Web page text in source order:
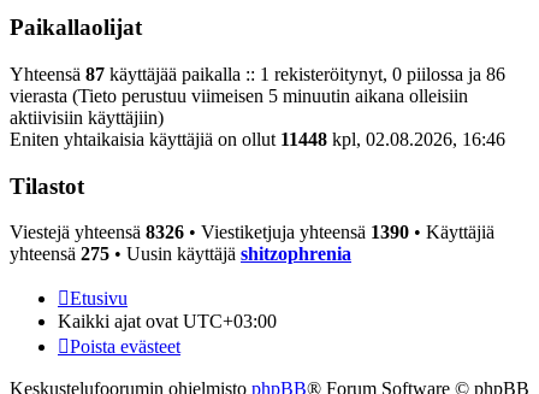
Paikallaolijat
Yhteensä 87 käyttäjää paikalla :: 1 rekisteröitynyt, 0 piilossa ja 86
vierasta (Tieto perustuu viimeisen 5 minuutin aikana olleisiin
aktiivisiin käyttäjiin)
Eniten yhtaikaisia käyttäjiä on ollut 11448 kpl, 02.08.2026, 16:46
Tilastot
Viestejä yhteensä 8326 • Viestiketjuja yhteensä 1390 • Käyttäjiä
yhteensä 275 • Uusin käyttäjä shitzophrenia
Etusivu
Kaikki ajat ovat UTC+03:00
Poista evästeet
Keskustelufoorumin ohjelmisto phpBB® Forum Software © phpBB